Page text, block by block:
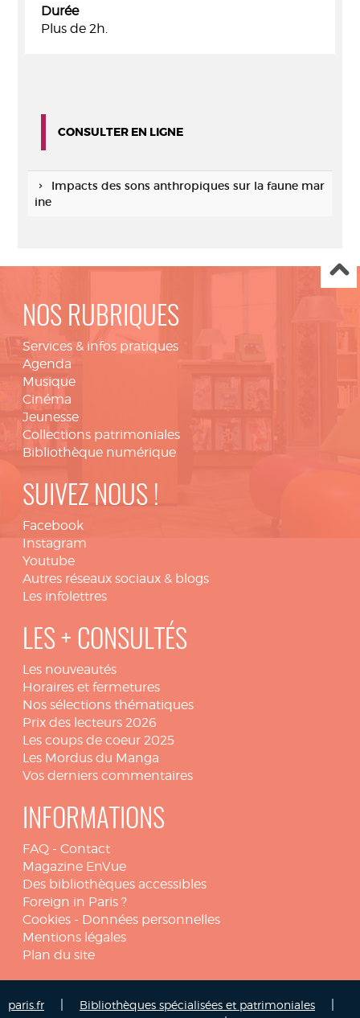
Durée
Plus de 2h.
CONSULTER EN LIGNE
Impacts des sons anthropiques sur la faune mar
ine
NOS RUBRIQUES
Services & infos pratiques
Agenda
Musique
Cinéma
Jeunesse
Collections patrimoniales
Bibliothèque numérique
SUIVEZ NOUS !
Facebook
Instagram
Youtube
Autres réseaux sociaux & blogs
Les infolettres
LES + CONSULTÉS
Les nouveautés
Horaires et fermetures
Nos sélections thématiques
Prix des lecteurs 2026
Les coups de coeur 2025
Les Mordus du Manga
Vos derniers commentaires
INFORMATIONS
FAQ - Contact
Magazine EnVue
Des bibliothèques accessibles
Foreign in Paris ?
Cookies - Données personnelles
Mentions légales
Plan du site
paris.fr Bibliothèques spécialisées et patrimoniales